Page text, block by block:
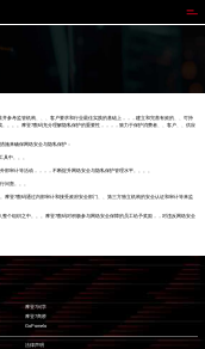
管机构、、、客户要求和行业最佳实践的基础上，，，建立和完善有效的、、可持
。。摩登7数码充分理解隐私保护的重要性，，，，致力于保护消费者、、客户、、供应
以下措施来确保网络安全与隐私保护：
。。。
外部审计等活动，，，，不断提升网络安全与隐私保护管理水平。。。。
。。。
施。。摩登7数码通过内部审计和接受政府安全部门、、第三方独立机构的安全认证和审计等来监
融入整个组织之中。。。摩登7数码对积极参与网络安全保障的员工给予奖励，，对违反网络安全
摩登7问学
摩登7商桥
GoPomelo
法律声明